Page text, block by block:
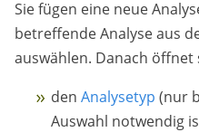
Sie fügen eine neue
betreffende Analyse aus
auswählen. Danach öffnet
den Analysetyp (nur
Auswahl notwendig